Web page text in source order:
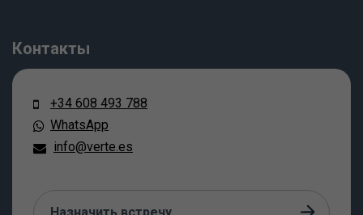
Контакты
+34 608 493 788
WhatsApp
info@verte.es